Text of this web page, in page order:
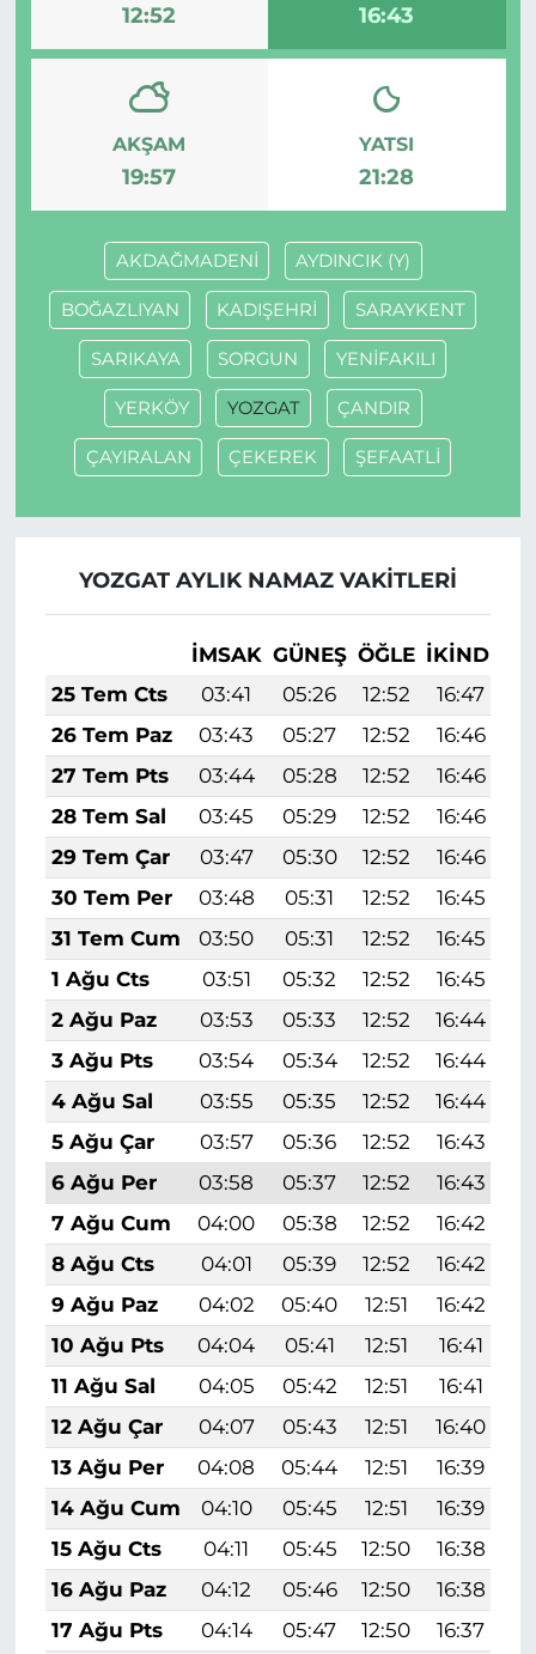
12:52 16:43
AKŞAM
19:57
YATSI
21:28
AKDAĞMADENİ AYDINCIK (Y)
BOĞAZLIYAN KADIŞEHRİ SARAYKENT
SARIKAYA SORGUN YENİFAKILI
YERKÖY YOZGAT ÇANDIR
ÇAYIRALAN ÇEKEREK ŞEFAATLİ
YOZGAT AYLIK NAMAZ VAKITLERI
İMSAK GÜNEŞ ÖĞLE İKINDI
25 Tem Cts
03:41 05:26 12:52 16:47
26 Tem Paz
03:43 05:27 12:52 16:46
27 Tem Pts
03:44 05:28 12:52 16:46
28 Tem Sal
03:45 05:29 12:52 16:46
29 Tem Çar
03:47 05:30 12:52 16:46
30 Tem Per
03:48 05:31 12:52 16:45
31 Tem Cum
03:50 05:31 12:52 16:45
1 Ağu Cts
03:51 05:32 12:52 16:45
2 Ağu Paz
03:53 05:33 12:52 16:44
3 Ağu Pts
03:54 05:34 12:52 16:44
4 Ağu Sal
03:55 05:35 12:52 16:44
5 Ağu Çar
03:57 05:36 12:52 16:43
6 Ağu Per
03:58 05:37 12:52 16:43
7 Ağu Cum
04:00 05:38 12:52 16:42
8 Ağu Cts
04:01 05:39 12:52 16:42
9 Ağu Paz
04:02 05:40 12:51 16:42
10 Ağu Pts
04:04 05:41 12:51 16:41
11 Ağu Sal
04:05 05:42 12:51 16:41
12 Ağu Çar
04:07 05:43 12:51 16:40
13 Ağu Per
04:08 05:44 12:51 16:39
14 Ağu Cum
04:10 05:45 12:51 16:39
15 Ağu Cts
04:11 05:45 12:50 16:38
16 Ağu Paz
04:12 05:46 12:50 16:38
17 Ağu Pts
04:14 05:47 12:50 16:37